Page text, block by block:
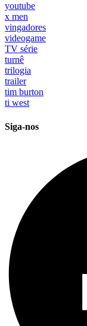
youtube
x men
vingadores
videogame
TV série
turnê
trilogia
trailer
tim burton
ti west
Siga-nos